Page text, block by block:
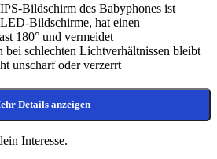
Bildschirm des Babyphones ist
Bildschirme, hat einen
180° und vermeidet
schlechten Lichtverhältnissen bleibt
unscharf oder verzerrt
Details anzeigen
Interesse.